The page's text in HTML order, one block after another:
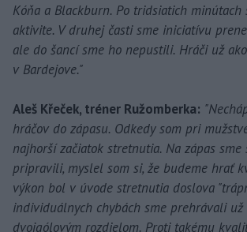
Kóňa a Blackburn. Po tridsiatich
aktivite. V druhej časti sme iniciatívu
ale do šancí sme ho nepustili. Hráči už
v Bardejove."
Aleš Křeček, tréner Ružomberka:
hráčov do zápasu. Odkedy som pri
najhorší začiatok stretnutia. Na zápas sme
pripravili, myslel som si, že budeme hrať
výkon bol v úvode stretnutia doslova
individuálnych chybách sme prehrávali
dvojgólovým rozdielom. Proti takému